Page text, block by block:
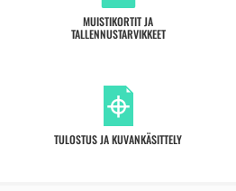
MUISTIKORTIT JA
TALLENNUSTARVIKKEET
TULOSTUS JA KUVANKÄSITTELY